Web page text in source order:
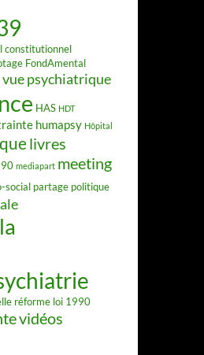
constitutionnel
FondAmental
vue psychiatrique
HAS HDT
humapsy Hôpital
livres
mediapart meeting
social partage politique
réforme loi 1990
vidéos